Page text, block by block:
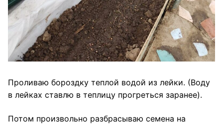
Проливаю бороздку теплой водой из лейки. (Воду
в лейках ставлю в теплицу прогреться заранее).
Потом произвольно разбрасываю семена на